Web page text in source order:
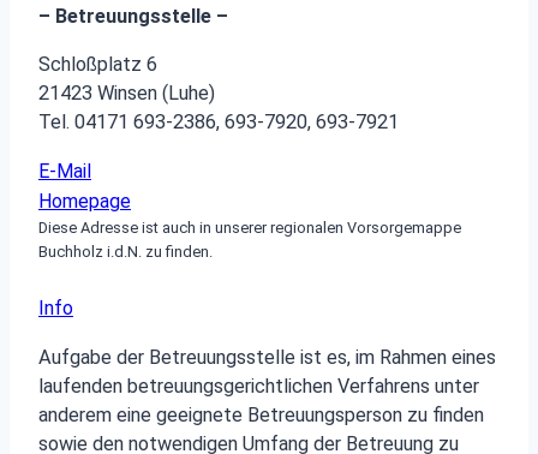
– Betreuungsstelle –
Schloßplatz 6
21423 Winsen (Luhe)
Tel. 04171 693‑2386, 693‑7920, 693‑7921
E-Mail
Homepage
Diese Adresse ist auch in unserer regionalen Vorsorgemappe
Buchholz i.d.N. zu finden.
Info
Aufgabe der Betreuungsstelle ist es, im Rahmen eines
laufenden betreuungsgerichtlichen Verfahrens unter
anderem eine geeignete Betreuungsperson zu finden
sowie den notwendigen Umfang der Betreuung zu